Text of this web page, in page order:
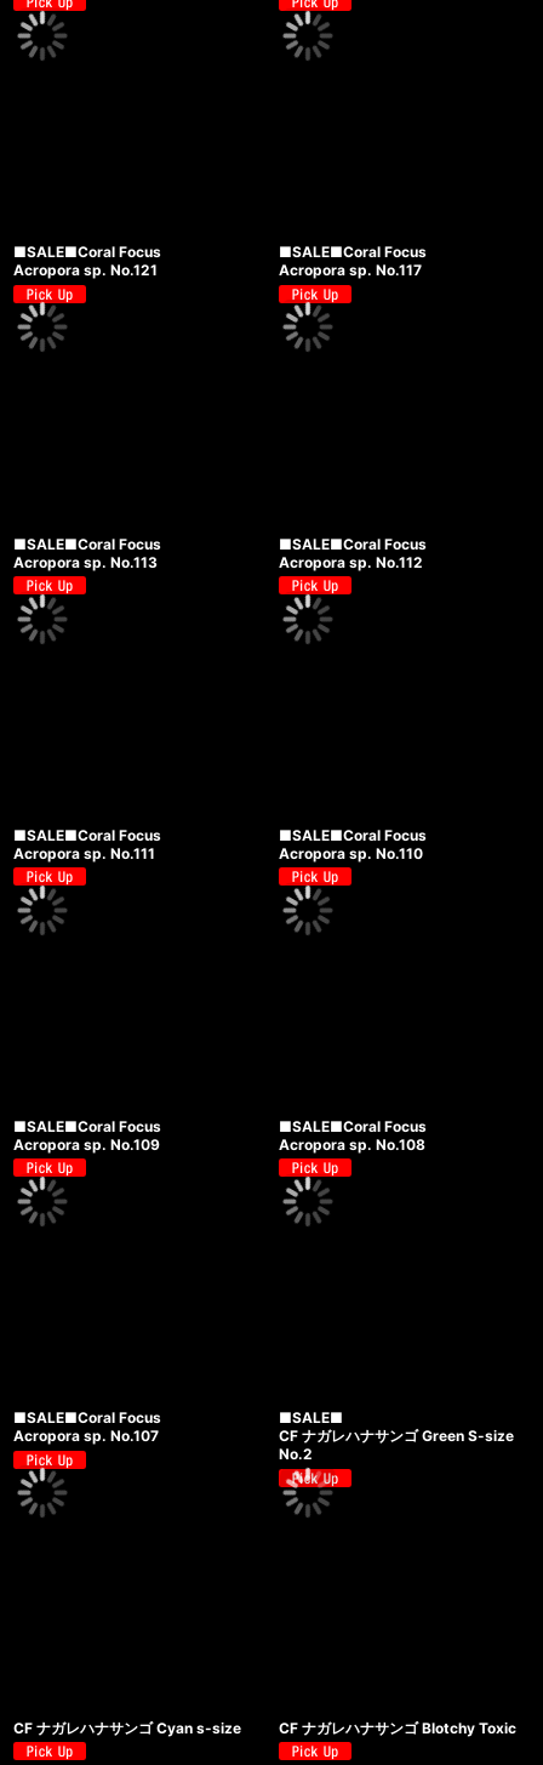
■SALE■Coral Focus
Acropora sp. No.121
■SALE■Coral Focus
Acropora sp. No.117
■SALE■Coral Focus
Acropora sp. No.113
■SALE■Coral Focus
Acropora sp. No.112
■SALE■Coral Focus
Acropora sp. No.111
■SALE■Coral Focus
Acropora sp. No.110
■SALE■Coral Focus
Acropora sp. No.109
■SALE■Coral Focus
Acropora sp. No.108
■SALE■Coral Focus
Acropora sp. No.107
■SALE■
CF ナガレハナサンゴ Green S-size
No.2
CF ナガレハナサンゴ Cyan s-size CF ナガレハナサンゴ Blotchy Toxic